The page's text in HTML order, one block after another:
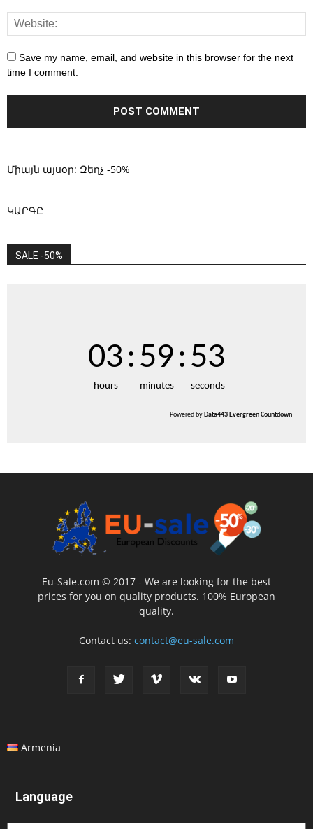
Save my name, email, and website in this browser for the next
time I comment.
Միայն այսօր: Զեղչ -50%
ԿԱՐԳԸ
SALE -50%
03
hours
:59
minutes
:52
seconds
Powered byData443 Evergreen Countdown
Eu-Sale.com © 2017 - We are looking for the best
prices for you on quality products. 100% European
quality.
Contact us: contact@eu-sale.com
Armenia
Language
Language